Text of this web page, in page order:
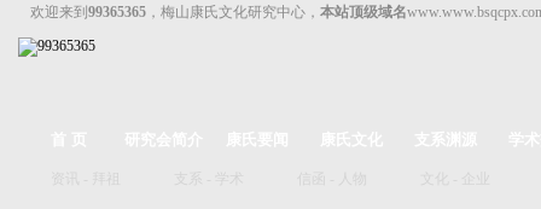
欢迎来到 99365365 ，梅山康氏文化研究中心， 本站顶级域名